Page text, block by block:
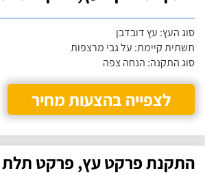
סוג העץ: עץ דובדבן
תשתית קיימת: על גבי מרצפות
סוג התקנה: הנחה צפה
לצפייה בהצעות מחיר
התקנת פרקט עץ, פרקט תלת